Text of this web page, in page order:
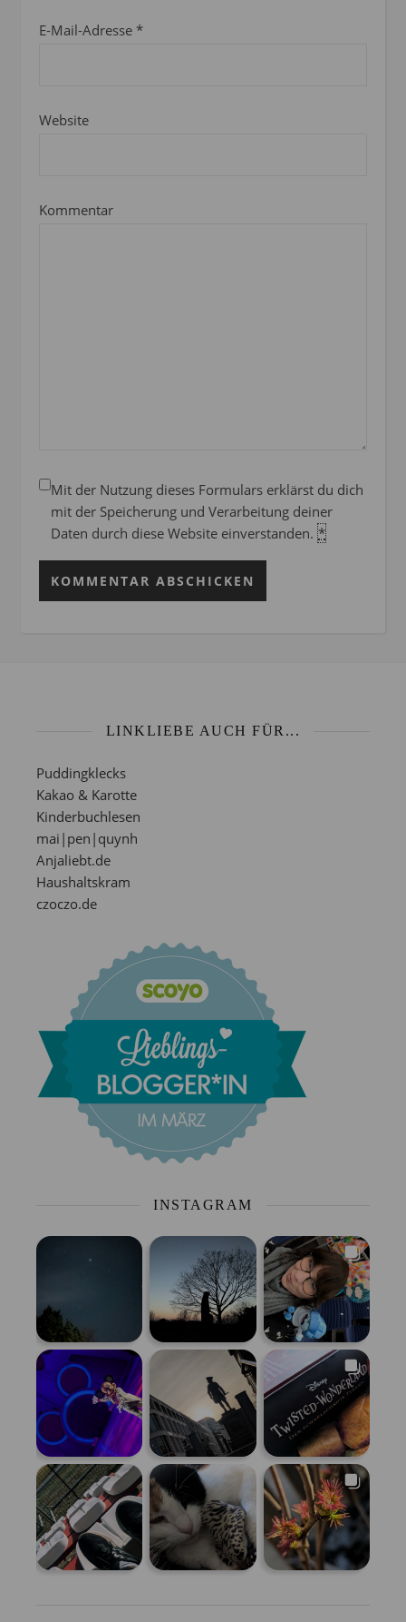
E-Mail-Adresse *
Website
Kommentar
Mit der Nutzung dieses Formulars erklärst du dich
mit der Speicherung und Verarbeitung deiner
Daten durch diese Website einverstanden. *
LINKLIEBE AUCH FÜR...
Puddingklecks
Kakao & Karotte
Kinderbuchlesen
mai|pen|quynh
Anjaliebt.de
Haushaltskram
czoczo.de
INSTAGRAM